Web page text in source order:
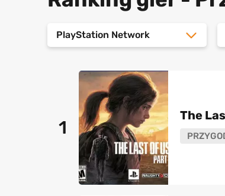
PlayStation Network
1
The